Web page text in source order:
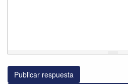
Publicar respuesta